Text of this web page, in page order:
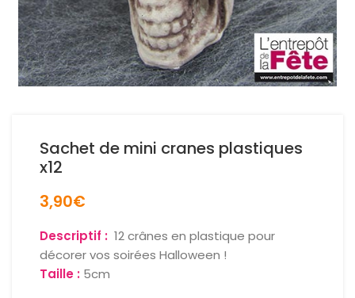
Sachet de mini cranes plastiques
x12
3,90€
Descriptif : 12 crânes en plastique pour
décorer vos soirées Halloween !
Taille : 5cm